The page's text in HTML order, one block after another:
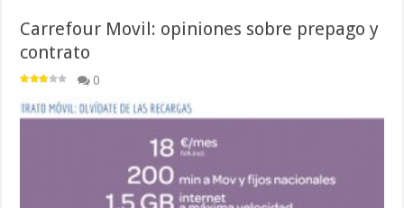
Carrefour Movil: opiniones sobre prepago y
contrato
0